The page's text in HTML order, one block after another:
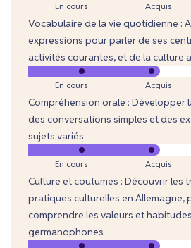
En cours Acquis
Vocabulaire de la vie quotidienne :
expressions pour parler de ses
activités courantes, et de la culture
En cours Acquis
Compréhension orale : Développer
des conversations simples et des
sujets variés
En cours Acquis
Culture et coutumes : Découvrir les
pratiques culturelles en Allemagne,
comprendre les valeurs et
germanophones